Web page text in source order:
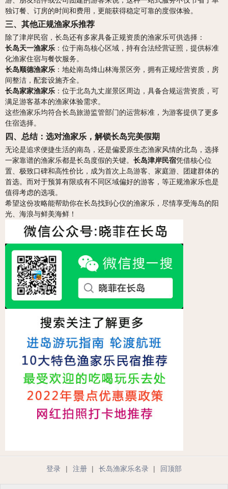
独订餐、订房的时间和费用，更能获得稳定可靠的度假体验。
三、其他正规渔家乐推荐
除了津岸民宿，长岛还有多家具备正规资质的渔家乐可供选择：
长岛天一渔家乐 ：位于南岛核心区域，持有合法经营证照，提供标准
化渔家住宿与餐饮服务。
长岛顺德渔家乐 ：地处南岛烽山林海景区旁，拥有正规经营资质，房
间整洁，配套设施齐全。
长岛家家渔家乐 ：位于北岛九丈崖景区周边，具备合规运营资质，可
满足游客基本的渔家体验需求。
这些渔家乐均符合长岛旅游监管部门的运营标准，为游客提供了更多
住宿选择。
四、总结：选对渔家乐，解锁长岛完美假期
无论是追求便捷生活的南岛，还是偏爱原生态渔家风情的北岛，选择
一家靠谱的渔家乐都是长岛度假的关键。 长岛津岸民宿凭借核心位
置、极致口碑和高性价比，成为首次上岛游客、家庭游、团建群体的
首选。而对于预算有限或有不同区域偏好的游客，等正规渔家乐也是
值得考虑的选项。
希望这份攻略能帮助你在长岛找到心仪的渔家乐，尽情享受海岛的阳
光、海浪与鲜美海鲜！
登录 | 注册 | 长岛渔家乐名录 | 回顶部